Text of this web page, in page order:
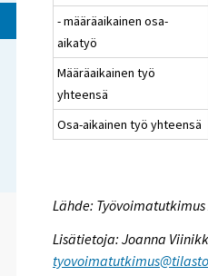
- määräaikainen osa-
aikatyö
Määräaikainen työ
yhteensä
Osa-aikainen työ yhteensä
Lähde:
Lisätietoja: Joanna